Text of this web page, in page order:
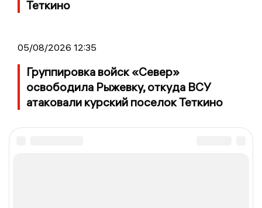
Теткино
05/08/2026 12:35
Группировка войск «Север»
освободила Рыжевку, откуда ВСУ
атаковали курский поселок Теткино